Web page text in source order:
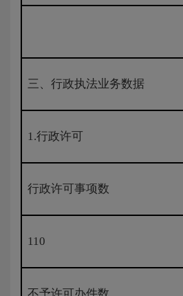
三、行政执法业务数据
1.行政许可
行政许可事项数
110